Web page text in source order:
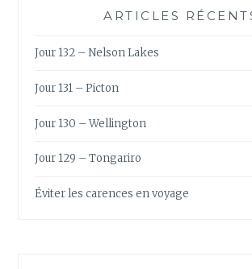
ARTICLES
Jour 132 – Nelson Lakes
Jour 131 – Picton
Jour 130 – Wellington
Jour 129 – Tongariro
Éviter les carences en voyage